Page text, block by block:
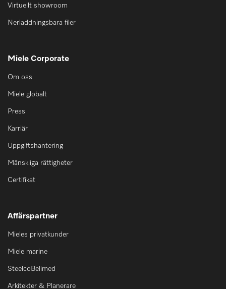
Virtuellt showroom
Nerladdningsbara filer
Miele Corporate
Om oss
Miele globalt
Press
Karriär
Uppgiftshantering
Mänskliga rättigheter
Certifikat
Affärspartner
Mieles privatkunder
Miele marine
SteelcoBelimed
Arkitekter & Planerare